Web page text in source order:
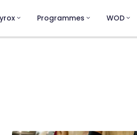
Programmes WOD